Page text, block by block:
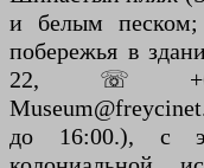
и белым песком;
побережья в
22, ☏
до 16:00.), с